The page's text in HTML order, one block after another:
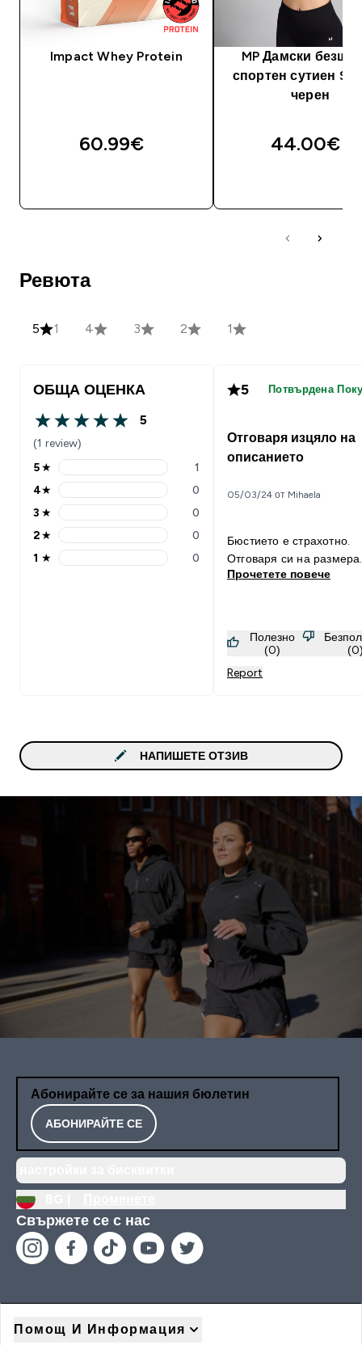
Impact Whey Protein
60.99€‎
MP Дамски
спортен сутиен
черен
44.00€‎
Ревюта
5 1 4 3 2 1
ОБЩА ОЦЕНКА
5 out of 5 stars
5
(1 review)
5 stars rating 1 reviews
5★ 1
4 stars rating 0 reviews
4★ 0
3 stars rating 0 reviews
3 ★ 0
2 stars rating 0 reviews
2★ 0
1 stars rating 0 reviews
1 ★ 0
5 Потвърдена
Отговаря изцяло на
описанието
05/03/24 от Mihaela
Бюстието е страхотно.
Отговаря си на размера.
Прочетете повече
Полезно
(0)
Report
НАПИШЕТЕ ОТЗИВ
Абонирайте се за нашия бюлетин
АБОНИРАЙТЕ СЕ
Свържете се с нас
Помощ И Информация